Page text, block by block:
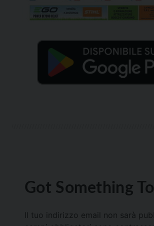
Got Something
Il tuo indirizzo email non sarà